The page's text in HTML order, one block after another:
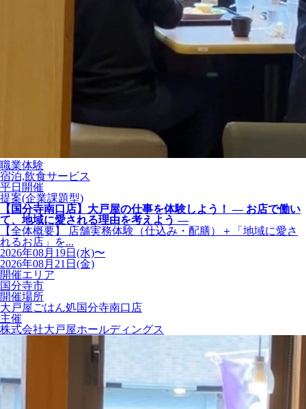
職業体験
宿泊,飲食サービス
平日開催
提案(企業課題型)
【国分寺南口店】大戸屋の仕事を体験しよう！ ― お店で働い
て、地域に愛される理由を考えよう ―
【全体概要】 店舗実務体験（仕込み・配膳）＋「地域に愛さ
れるお店」を...
2026年08月19日(水)〜
2026年08月21日(金)
開催エリア
国分寺市
開催場所
大戸屋ごはん処国分寺南口店
主催
株式会社大戸屋ホールディングス